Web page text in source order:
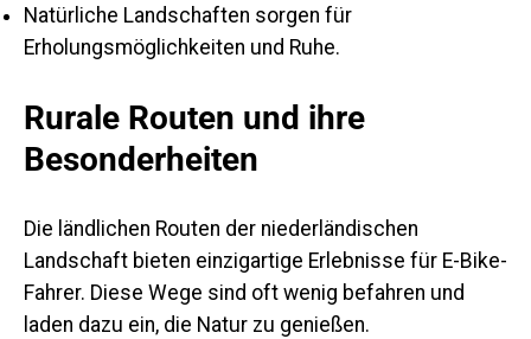
Natürliche Landschaften sorgen für
Erholungsmöglichkeiten und Ruhe.
Rurale Routen und ihre
Besonderheiten
Die ländlichen Routen der niederländischen
Landschaft bieten einzigartige Erlebnisse für E-Bike-
Fahrer. Diese Wege sind oft wenig befahren und
laden dazu ein, die Natur zu genießen.